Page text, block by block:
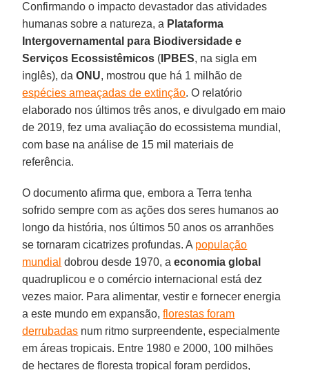
Confirmando o impacto devastador das atividades
humanas sobre a natureza, a Plataforma
Intergovernamental para Biodiversidade e
Serviços Ecossistêmicos ( IPBES, na sigla em
inglês), daONU, mostrou que há 1 milhão de
espécies ameaçadas de extinção. O relatório
elaborado nos últimos três anos, e divulgado em maio
de 2019, fez uma avaliação do ecossistema mundial,
com base na análise de 15 mil materiais de
referência.
O documento afirma que, embora a Terra tenha
sofrido sempre com as ações dos seres humanos ao
longo da história, nos últimos 50 anos os arranhões
se tornaram cicatrizes profundas. A população
mundial dobrou desde 1970, a economia global
quadruplicou e o comércio internacional está dez
vezes maior. Para alimentar, vestir e fornecer energia
a este mundo em expansão,florestas foram
derrubadas num ritmo surpreendente, especialmente
em áreas tropicais. Entre 1980 e 2000, 100 milhões
de hectares de floresta tropical foram perdidos,